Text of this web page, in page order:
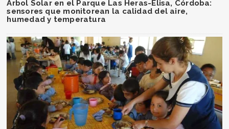
Árbol Solar en el Parque Las Heras-Elisa, Córdoba:
sensores que monitorean la calidad del aire,
humedad y temperatura